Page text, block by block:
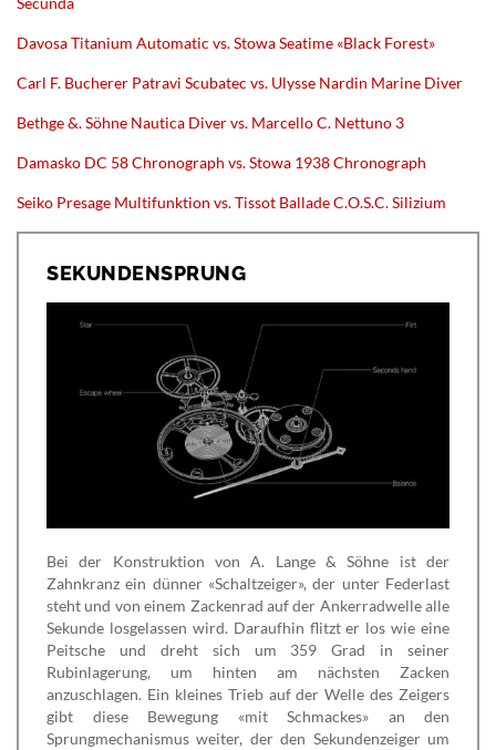
Davosa Titanium Automatic vs. Stowa Seatime «Black Forest»
Carl F. Bucherer Patravi Scubatec vs. Ulysse Nardin Marine Diver
Bethge &. Söhne Nautica Diver vs. Marcello C. Nettuno 3
Damasko DC 58 Chronograph vs. Stowa 1938 Chronograph
Seiko Presage Multifunktion vs. Tissot Ballade C.O.S.C. Silizium
SEKUNDENSPRUNG
Bei der Konstruktion von A. Lange & Söhne ist der
Zahnkranz ein dünner «Schaltzeiger», der unter Federlast
steht und von einem Zackenrad auf der Ankerradwelle alle
Sekunde losgelassen wird. Daraufhin flitzt er los wie eine
Peitsche und dreht sich um 359 Grad in seiner
Rubinlagerung, um hinten am nächsten Zacken
anzuschlagen. Ein kleines Trieb auf der Welle des Zeigers
gibt diese Bewegung «mit Schmackes» an den
Sprungmechanismus weiter, der den Sekundenzeiger um